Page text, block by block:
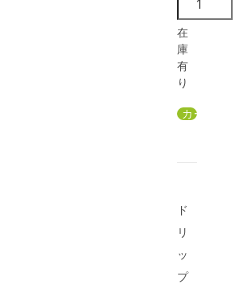
在
庫
有
り
ド
リ
ッ
プ